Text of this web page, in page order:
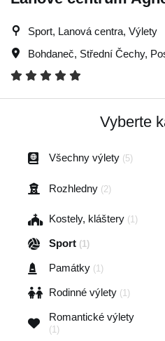
Vyberte
Všechny výlety (5)
Rozhledny (2)
Kostely, kláštery (1)
Sport (1)
Památky (1)
Rodinné výlety (1)
Romantické výlety
(1)
Sport, Lanová centra, Výlety
Bohdaneč, Střední Čechy,